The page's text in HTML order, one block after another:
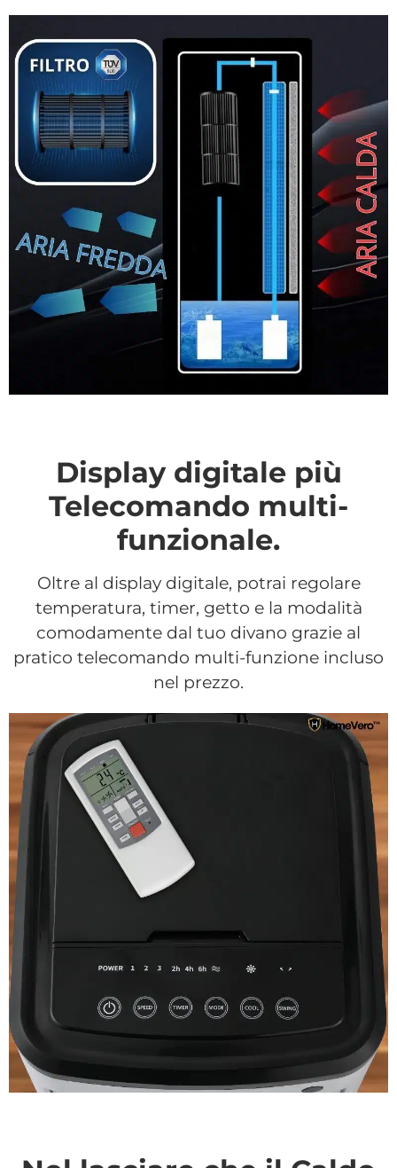
Display digitale più
Telecomando multi-
funzionale.
Oltre al display digitale, potrai regolare
temperatura, timer, getto e la modalità
comodamente dal tuo divano grazie al
pratico telecomando multi-funzione incluso
nel prezzo.